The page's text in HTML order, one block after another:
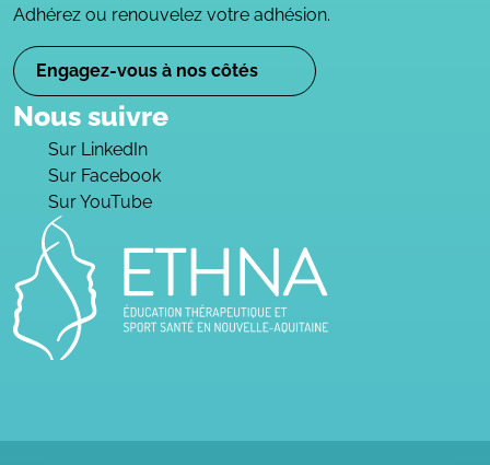
Adhérez ou renouvelez votre adhésion.
Engagez-vous à nos côtés
Nous suivre
Sur LinkedIn
Sur Facebook
Sur YouTube